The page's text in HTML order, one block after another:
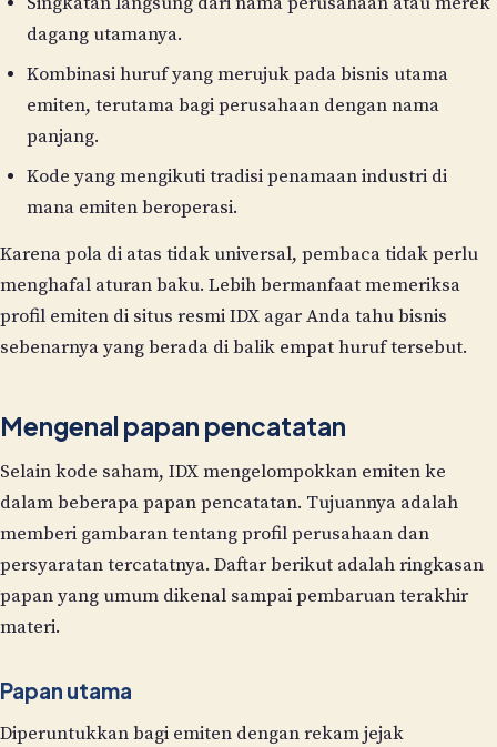
dagang utamanya.
Kombinasi huruf yang merujuk pada bisnis utama
emiten, terutama bagi perusahaan dengan nama
panjang.
Kode yang mengikuti tradisi penamaan industri di
mana emiten beroperasi.
Karena pola di atas tidak universal, pembaca tidak perlu
menghafal aturan baku. Lebih bermanfaat memeriksa
profil emiten di situs resmi IDX agar Anda tahu bisnis
sebenarnya yang berada di balik empat huruf tersebut.
Mengenal papan pencatatan
Selain kode saham, IDX mengelompokkan emiten ke
dalam beberapa papan pencatatan. Tujuannya adalah
memberi gambaran tentang profil perusahaan dan
persyaratan tercatatnya. Daftar berikut adalah ringkasan
papan yang umum dikenal sampai pembaruan terakhir
materi.
Papan utama
Diperuntukkan bagi emiten dengan rekam jejak